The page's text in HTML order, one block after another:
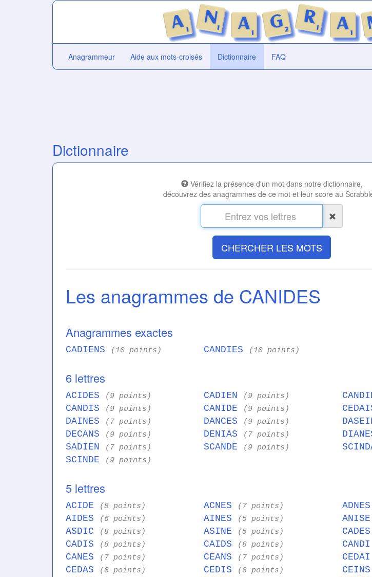
Anagrammeur Aide aux mots-croisés Dictionnaire FAQ
Dictionnaire
Vérifiez la présence d'un mot dans notre dictionnaire,
découvrez des anagrammes de ce mot et leur score au
CHERCHER LES MOTS
Les anagrammes de CANIDES
Anagrammes exactes
CADIENS (10 points) CANDIES (10 points)
6 lettres
ACIDES (9 points) CADIEN (9 points)
CANDIS (9 points) CANIDE (9 points)
DAINES (7 points) DANCES (9 points)
DECANS (9 points) DENIAS (7 points)
SADIEN (7 points) SCANDE (9 points)
SCINDE (9 points)
5 lettres
ACIDE (8 points) ACNES (7 points) ADNES
AIDES (6 points) AINES (5 points) ANISE
ASDIC (8 points) ASINE (5 points) CADES
CADIS (8 points) CAIDS (8 points) CANDI
CANES (7 points) CEANS (7 points) CEDAI
CEDAS (8 points) CEDIS (8 points) CEINS